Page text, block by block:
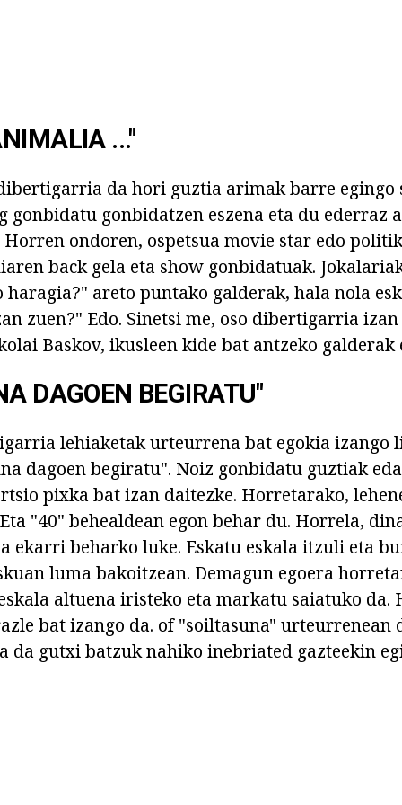
..."
da hori guztia arimak barre egingo
gonbidatu gonbidatzen eszena eta du ederraz
Horren ondoren, ospetsua movie star edo
back gela eta show gonbidatuak.
haragia?" areto puntako galderak, hala nola
zuen?" Edo. Sinetsi me, oso dibertigarria
Baskov, ikusleen kide bat antzeko galderak
DAGOEN BEGIRATU"
lehiaketak urteurrena bat egokia izango
dagoen begiratu". Noiz gonbidatu guztiak
pixka bat izan daitezke. Horretarako,
"40" behealdean egon behar du. Horrela,
ekarri beharko luke. Eskatu eskala itzuli eta
luma bakoitzean. Demagun egoera
altuena iristeko eta markatu saiatuko da.
bat izango da. of "soiltasuna"
da gutxi batzuk nahiko inebriated gazteekin